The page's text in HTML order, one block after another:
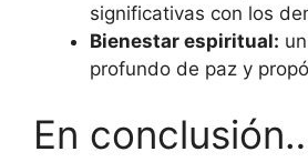
significativas con los
Bienestar espiritual:
profundo de paz y
En